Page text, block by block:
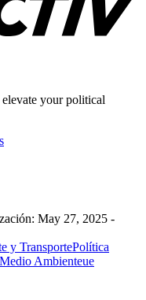
elevate your political
May 27, 2025 -
y TransportePolítica
Medio Ambienteue